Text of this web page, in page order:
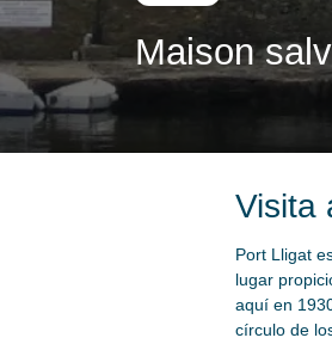
Maison
Visita
Port Lligat
lugar
aquí en
círculo de